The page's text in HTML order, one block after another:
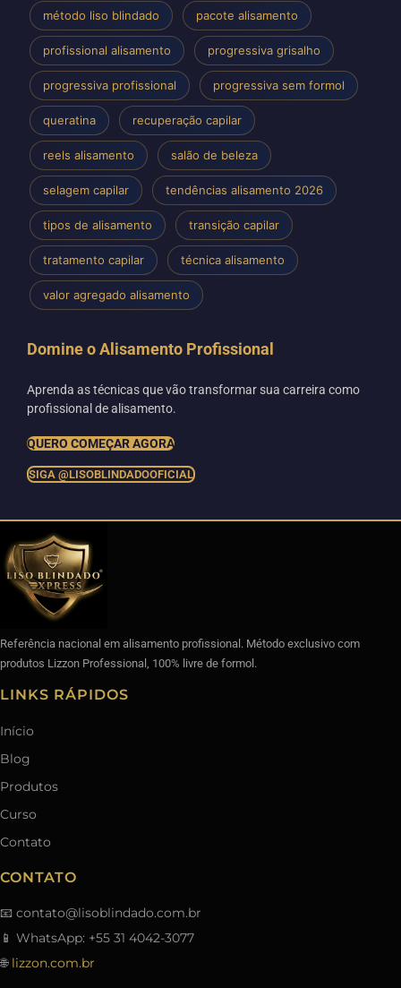
método liso blindado pacote alisamento
profissional alisamento progressiva grisalho
progressiva profissional progressiva sem formol
queratina recuperação capilar
reels alisamento salão de beleza
selagem capilar tendências alisamento 2026
tipos de alisamento transição capilar
tratamento capilar técnica alisamento
valor agregado alisamento
Domine o Alisamento Profissional
Aprenda as técnicas que vão transformar sua carreira como
profissional de alisamento.
QUERO COMEÇAR AGORA
SIGA @LISOBLINDADOOFICIAL
Referência nacional em alisamento profissional. Método exclusivo com
produtos Lizzon Professional, 100% livre de formol.
LINKS RÁPIDOS
Início
Blog
Produtos
Curso
Contato
CONTATO
📧 contato@lisoblindado.com.br
📱 WhatsApp: +55 31 4042-3077
🌐 lizzon.com.br